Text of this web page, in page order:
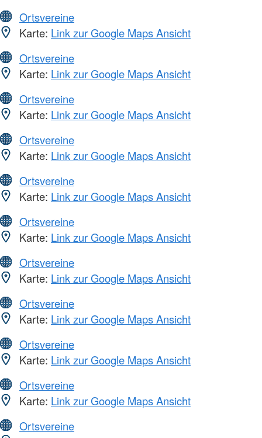
Ortsvereine
Karte: Link zur Google Maps Ansicht
Ortsvereine
Karte: Link zur Google Maps Ansicht
Ortsvereine
Karte: Link zur Google Maps Ansicht
Ortsvereine
Karte: Link zur Google Maps Ansicht
Ortsvereine
Karte: Link zur Google Maps Ansicht
Ortsvereine
Karte: Link zur Google Maps Ansicht
Ortsvereine
Karte: Link zur Google Maps Ansicht
Ortsvereine
Karte: Link zur Google Maps Ansicht
Ortsvereine
Karte: Link zur Google Maps Ansicht
Ortsvereine
Karte: Link zur Google Maps Ansicht
Ortsvereine